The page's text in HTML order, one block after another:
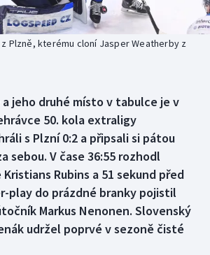
z Plzně, kterému cloní Jasper Weatherby z
jeho druhé místo v tabulce je v
50. kola extraligy
s Plzní 0:2 a připsali si pátou
sebou. V čase 36:55 rozhodl
Rubins a 51 sekund před
play do prázdné branky pojistil
Markus Nenonen. Slovenský
udržel poprvé v sezoně čisté